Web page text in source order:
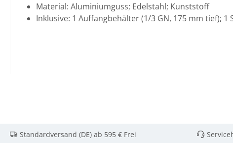
Material: Aluminiumguss; Edelstahl; Kunststoff
Inklusive: 1 Auffangbehälter (1/3 GN, 175 mm tief); 1
Standardversand (DE) ab 595 € Frei